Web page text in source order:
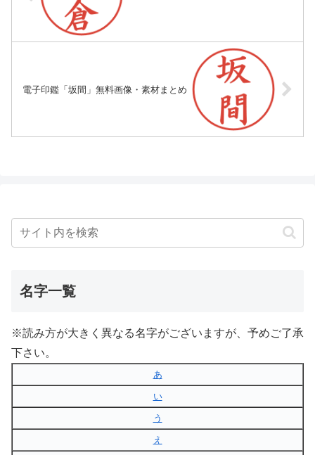
電子印鑑「坂間」無料画像・素材まとめ
名字一覧
※読み方が大きく異なる名字がございますが、予めご了承
下さい。
あ
い
う
え